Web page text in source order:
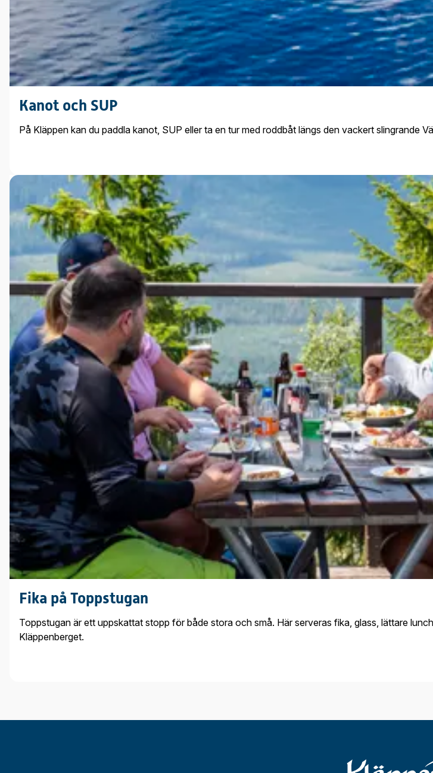
Kanot och SUP
På Kläppen kan du paddla kanot, SUP eller ta en tur med roddbåt längs den vackert slingrande
Fika på Toppstugan
Toppstugan är ett uppskattat stopp för både stora och små. Här serveras fika, glass, lättare
Kläppenberget.